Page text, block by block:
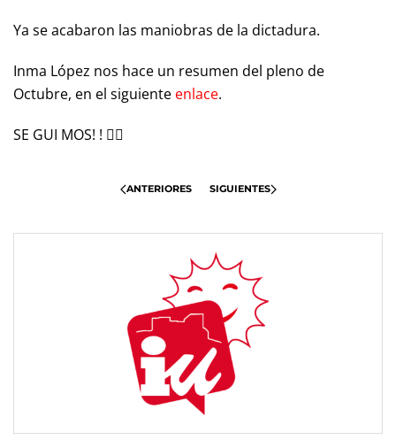
Ya se acabaron las maniobras de la dictadura.
Inma López nos hace un resumen del pleno de
Octubre, en el siguiente enlace.
SE GUI MOS! ! ✊🏽
ANTERIORES SIGUIENTES